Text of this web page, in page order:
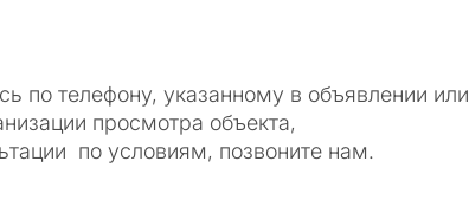
по телефону, указанному в объявлении или
просмотра объекта,
по условиям, позвоните нам.